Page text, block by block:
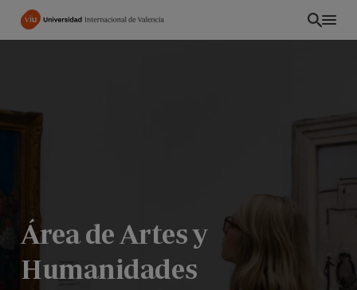
Pasar
Área de Artes y
Humanidades